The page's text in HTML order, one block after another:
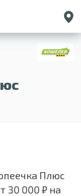
Петербург
Новгород
Плюс
30 000 ₽ на